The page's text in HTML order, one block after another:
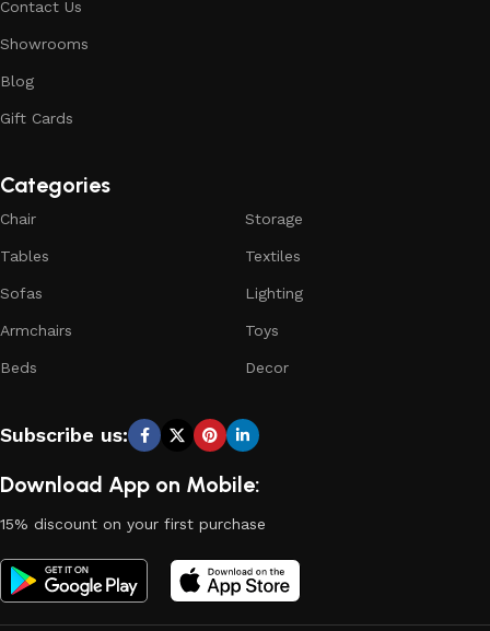
Contact Us
Showrooms
Blog
Gift Cards
Categories
Chair
Tables
Sofas
Armchairs
Beds
Storage
Textiles
Lighting
Toys
Decor
Subscribe us:
Download App on Mobile:
15% discount on your first purchase